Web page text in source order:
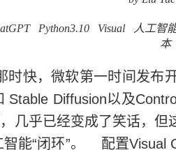
Python3.10 Visual 人工智
本
快，微软第一时间发布
Stable Diffusion以及
，几乎已经变成了笑话，
智能“闭环”。 配置